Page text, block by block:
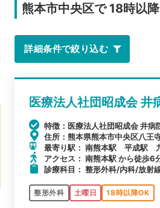
熊本市中央区で 18時以
詳細条件で絞り込む
医療法人社団昭成会 井
特徴：医療法人社団昭成会 井病
住所：熊本県熊本市中央区八王
最寄り駅： 南熊本駅 平成駅
アクセス： 南熊本駅 から徒歩6
診療科目： 整形外科/内科/放射
整形外科 土曜日 18時以降OK